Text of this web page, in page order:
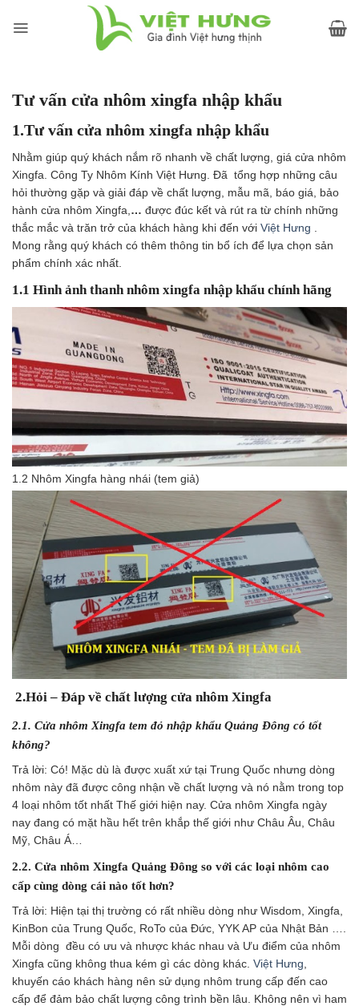
Tư vấn cửa nhôm xingfa nhập khẩu
1.Tư vấn cửa nhôm xingfa nhập khẩu
Nhằm giúp quý khách nắm rõ nhanh về chất lượng, giá cửa nhôm
Xingfa. Công Ty Nhôm Kính Việt Hưng. Đã tổng hợp những câu
hỏi thường gặp và giải đáp về chất lượng, mẫu mã, báo giá, bảo
hành cửa nhôm Xingfa, … được đúc kết và rút ra từ chính những
thắc mắc và trăn trở của khách hàng khi đến với Việt Hưng
Mong rằng quý khách có thêm thông tin bổ ích để lựa chọn sản
phẩm chính xác nhất.
1.1 Hình ảnh thanh nhôm xingfa nhập khẩu chính hãng
1.2 Nhôm Xingfa hàng nhái (tem giả)
2.Hỏi – Đáp về chất lượng cửa nhôm Xingfa
2.1. Cửa nhôm Xingfa tem đỏ nhập khẩu Quảng Đông có tốt
không?
Trả lời: Có! Mặc dù là được xuất xứ tại Trung Quốc nhưng dòng
nhôm này đã được công nhận về chất lượng và nó nằm trong top
4 loại nhôm tốt nhất Thế giới hiện nay. Cửa nhôm Xingfa ngày
nay đang có mặt hầu hết trên khắp thế giới như Châu Âu, Châu
Mỹ, Châu Á…
2.2. Cửa nhôm Xingfa Quảng Đông so với các loại nhôm cao
cấp cùng dòng cái nào tốt hơn?
Trả lời: Hiện tại thị trường có rất nhiều dòng như Wisdom, Xingfa,
KinBon của Trung Quốc, RoTo của Đức, YYK AP của Nhật Bản ….
Mỗi dòng đều có ưu và nhược khác nhau và Ưu điểm của nhôm
Xingfa cũng không thua kém gì các dòng khác. Việt Hưng
khuyến cáo khách hàng nên sử dụng nhôm trung cấp đến cao
cấp để đảm bảo chất lượng công trình bền lâu. Không nên vì ham